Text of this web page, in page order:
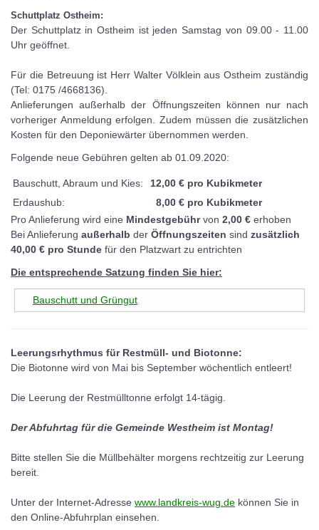
Schuttplatz Ostheim:
Der Schuttplatz in Ostheim ist jeden Samstag von 09.00 - 11.00
Uhr geöffnet.
Für die Betreuung ist Herr Walter Völklein aus Ostheim zuständig
(Tel: 0175 /4668136).
Anlieferungen außerhalb der Öffnungszeiten können nur nach
vorheriger Anmeldung erfolgen. Zudem müssen die zusätzlichen
Kosten für den Deponiewärter übernommen werden.
Folgende neue Gebühren gelten ab 01.09.2020:
Bauschutt, Abraum und Kies:
12,00 € pro Kubikmeter
Erdaushub:
8,00 € pro Kubikmeter
Pro Anlieferung wird eine Mindestgebührvon 2,00 € erhoben
Bei Anlieferung außerhalb der Öffnungszeiten sind zusätzlich
40,00 € pro Stunde für den Platzwart zu entrichten
Die entsprechende Satzung finden Sie hier:
Bauschutt und Grüngut
Leerungsrhythmus für Restmüll- und Biotonne:
Die Biotonne wird von Mai bis September wöchentlich entleert!
Die Leerung der Restmülltonne erfolgt 14-tägig.
Der Abfuhrtag für die Gemeinde Westheim ist Montag!
Bitte stellen Sie die Müllbehälter morgens rechtzeitig zur Leerung
bereit.
Unter der Internet-Adresse www.landkreis-wug.de können Sie in
den Online-Abfuhrplan einsehen.